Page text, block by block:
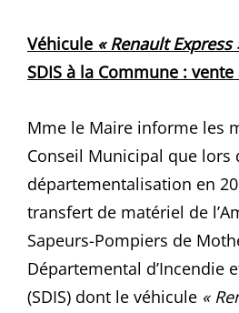
Véhicule « Renault Express
SDIS à la Commune :
Mme le Maire informe les
Conseil Municipal que lors
départementalisation en
transfert de matériel de
Sapeurs-Pompiers de
Départemental d’Incendie
(SDIS) dont le véhicule «